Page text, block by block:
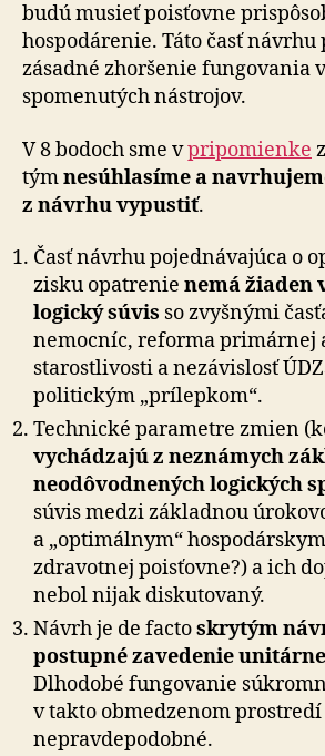
budú musieť poisťovne
hospodárenie. Táto časť návrhu
zásadné zhoršenie fungovania
spomenutých nástrojov.
V 8 bodoch sme vpripomienke
týmnesúhlasíme a
z návrhu vypustiť.
Časť návrhu pojednávajúca o
zisku opatrenie nemá žiaden
logický súvis so zvyšnými
nemocníc, reforma primárnej
starostlivosti a nezávislosť
politickým „prílepkom“.
Technické parametre zmien
vychádzajú z neznámych
neodôvodnených logických
súvis medzi základnou
a „optimálnym“
zdravotnej poisťovne?) a ich
nebol nijak diskutovaný.
Návrh je de factoskrytým
postupné zavedenie
Dlhodobé fungovanie
v takto obmedzenom prostredí
nepravdepodobné.